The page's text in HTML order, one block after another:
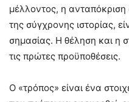
μέλλοντος, η
της σύγχρονης ιστορίας,
σημασίας. Η θέληση και η
τις πρώτες προϋποθέσεις.
Ο «τρόπος» είναι ένα